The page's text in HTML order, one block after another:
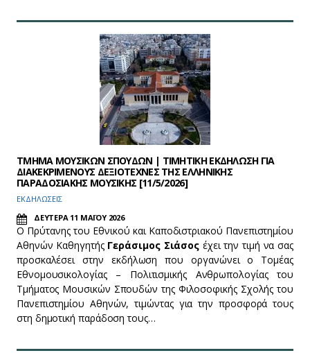
ΤΜΗΜΑ ΜΟΥΣΙΚΩΝ ΣΠΟΥΔΩΝ | ΤΙΜΗΤΙΚΗ ΕΚΔΗΛΩΣΗ ΓΙΑ
ΔΙΑΚΕΚΡΙΜΕΝΟΥΣ ΔΕΞΙΟΤΕΧΝΕΣ ΤΗΣ ΕΛΛΗΝΙΚΗΣ
ΠΑΡΑΔΟΣΙΑΚΗΣ ΜΟΥΣΙΚΗΣ [11/5/2026]
ΕΚΔΗΛΩΣΕΙΣ
ΔΕΥΤΕΡΑ 11 ΜΑΪΟΥ 2026
Ο Πρύτανης του Εθνικού και Καποδιστριακού Πανεπιστημίου
Αθηνών Καθηγητής Γεράσιμος Σιάσος έχει την τιμή να σας
προσκαλέσει στην εκδήλωση που οργανώνει ο Τομέας
Εθνομουσικολογίας – Πολιτισμικής Ανθρωπολογίας του
Τμήματος Μουσικών Σπουδών της Φιλοσοφικής Σχολής του
Πανεπιστημίου Αθηνών, τιμώντας για την προσφορά τους
στη δημοτική παράδοση τους…